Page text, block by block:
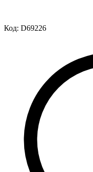
Код: D69226